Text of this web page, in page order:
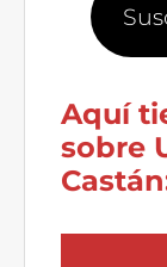
Aquí
sobre